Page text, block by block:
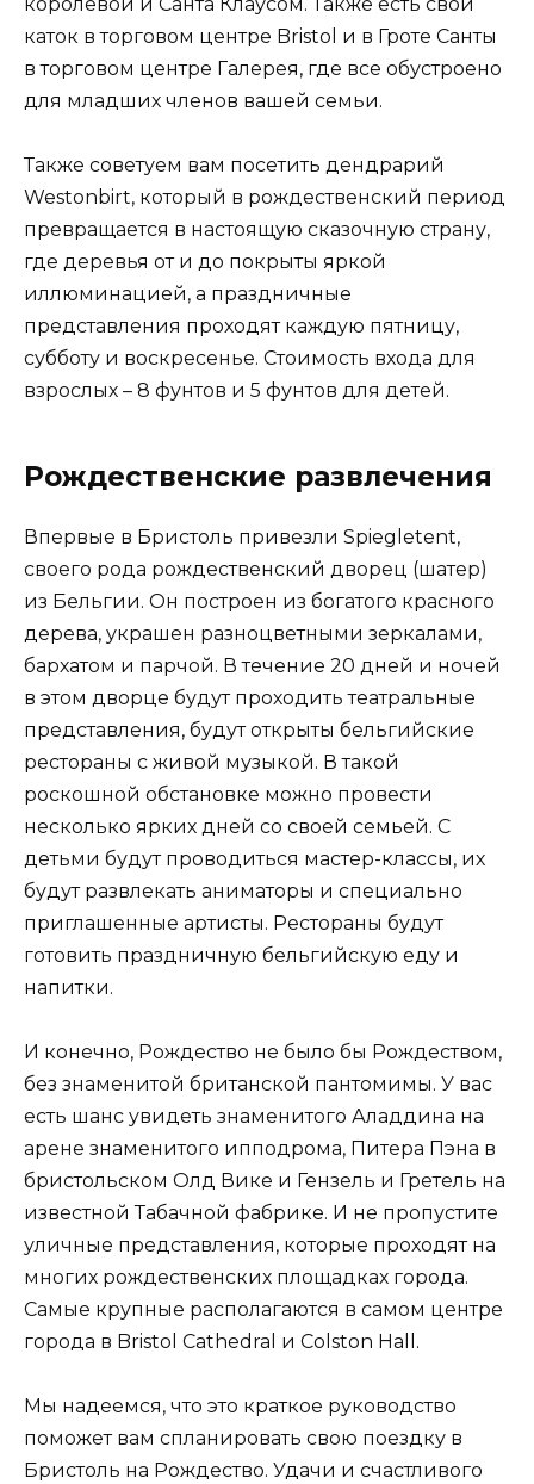
каток в торговом центре Bristol и в Гроте Санты
в торговом центре Галерея, где все обустроено
для младших членов вашей семьи.
Также советуем вам посетить дендрарий
Westonbirt, который в рождественский период
превращается в настоящую сказочную страну,
где деревья от и до покрыты яркой
иллюминацией, а праздничные
представления проходят каждую пятницу,
субботу и воскресенье. Стоимость входа для
взрослых – 8 фунтов и 5 фунтов для детей.
Рождественские развлечения
Впервые в Бристоль привезли Spiegletent,
своего рода рождественский дворец (шатер)
из Бельгии. Он построен из богатого красного
дерева, украшен разноцветными зеркалами,
бархатом и парчой. В течение 20 дней и ночей
в этом дворце будут проходить театральные
представления, будут открыты бельгийские
рестораны с живой музыкой. В такой
роскошной обстановке можно провести
несколько ярких дней со своей семьей. С
детьми будут проводиться мастер-классы, их
будут развлекать аниматоры и специально
приглашенные артисты. Рестораны будут
готовить праздничную бельгийскую еду и
напитки.
И конечно, Рождество не было бы Рождеством,
без знаменитой британской пантомимы. У вас
есть шанс увидеть знаменитого Аладдина на
арене знаменитого ипподрома, Питера Пэна в
бристольском Олд Вике и Гензель и Гретель на
известной Табачной фабрике. И не пропустите
уличные представления, которые проходят на
многих рождественских площадках города.
Самые крупные располагаются в самом центре
города в Bristol Cathedral и Colston Hall.
Мы надеемся, что это краткое руководство
поможет вам спланировать свою поездку в
Бристоль на Рождество. Удачи и счастливого